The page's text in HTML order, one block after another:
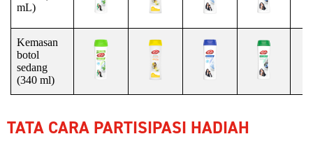
mL)
Kemasan
botol
sedang
(340 ml)
TATA CARA PARTISIPASI HADIAH